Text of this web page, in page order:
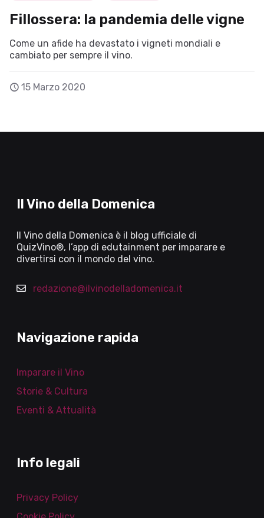
Fillossera: la pandemia delle vigne
Come un afide ha devastato i vigneti mondiali e
cambiato per sempre il vino.
15 Marzo 2020
Il Vino della Domenica
Il Vino della Domenica è il blog ufficiale di
QuizVino®, l’app di edutainment per imparare e
divertirsi con il mondo del vino.
redazione@ilvinodelladomenica.it
Navigazione rapida
Imparare il Vino
Storie & Cultura
Eventi & Attualità
Info legali
Privacy Policy